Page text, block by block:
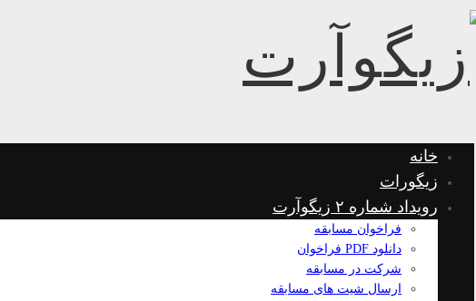
خانه
زیگورات
رویداد شماره ۲ زیگوآرت
فراخوان مسابقه
دانلود PDF فراخوان
شرکت در مسابقه
ارسال شیت های مسابقه